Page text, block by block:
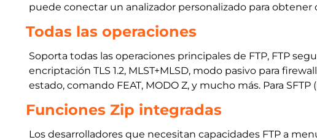
puede conectar un analizador personalizado para
Todas las operaciones
Soporta todas las operaciones principales de FTP, FTP
encriptación TLS 1.2, MLST+MLSD, modo pasivo para
estado, comando FEAT, MODO Z, y mucho más. Para SFTP
Funciones Zip integradas
Los desarrolladores que necesitan capacidades FTP a